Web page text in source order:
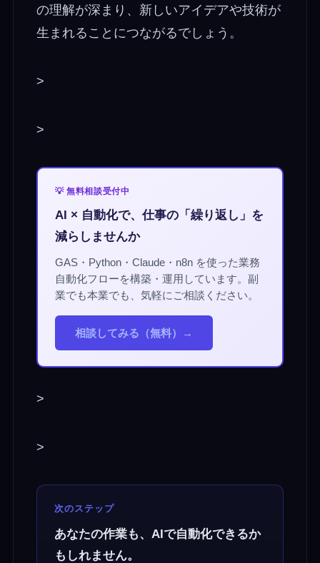
の理解が深まり、新しいアイデアや技術が
生まれることにつながるでしょう。
>
>
💡 無料相談受付中
AI × 自動化で、仕事の「繰り返し」を
減らしませんか
GAS・Python・Claude・n8n を使った業務
自動化フローを構築・運用しています。副
業でも本業でも、気軽にご相談ください。
相談してみる（無料）→
>
>
次のステップ
あなたの作業も、AIで自動化できるか
もしれません。